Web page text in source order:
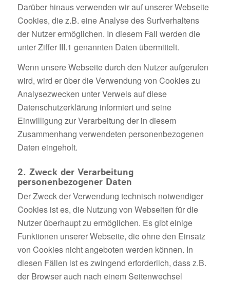
Darüber hinaus verwenden wir auf unserer Webseite
Cookies, die z.B. eine Analyse des Surfverhaltens
der Nutzer ermöglichen. In diesem Fall werden die
unter Ziffer III.1 genannten Daten übermittelt.
Wenn unsere Webseite durch den Nutzer aufgerufen
wird, wird er über die Verwendung von Cookies zu
Analysezwecken unter Verweis auf diese
Datenschutzerklärung informiert und seine
Einwilligung zur Verarbeitung der in diesem
Zusammenhang verwendeten personenbezogenen
Daten eingeholt.
2. Zweck der Verarbeitung
personenbezogener Daten
Der Zweck der Verwendung technisch notwendiger
Cookies ist es, die Nutzung von Webseiten für die
Nutzer überhaupt zu ermöglichen. Es gibt einige
Funktionen unserer Webseite, die ohne den Einsatz
von Cookies nicht angeboten werden können. In
diesen Fällen ist es zwingend erforderlich, dass z.B.
der Browser auch nach einem Seitenwechsel